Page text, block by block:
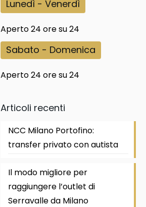
Lunedì - Venerdì
Aperto 24 ore su 24
Sabato - Domenica
Aperto 24 ore su 24
Articoli recenti
NCC Milano Portofino:
transfer privato con autista
Il modo migliore per
raggiungere l’outlet di
Serravalle da Milano